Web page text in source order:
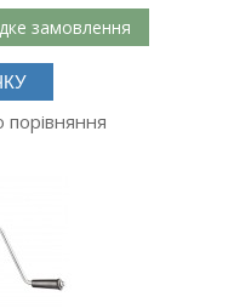
замовлення
порівняння